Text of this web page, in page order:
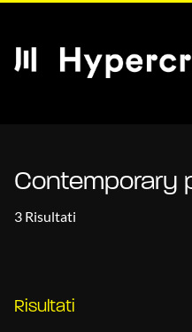
Contemporary
3 Risultati
Risultati